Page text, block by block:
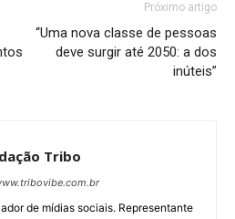
Próximo artigo
“Uma nova classe de pessoas
deve surgir até 2050: a dos
inúteis”
Tribo
de mídias sociais. Representante